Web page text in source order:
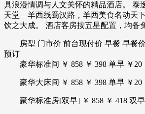
具浪漫情调与人文关怀的精品酒店。 泰
天堂—羊西线蜀汉路，羊西美食名动天
饮之大成。 酒店客房按五星配置，均备
房型 门市价 前台现付价 早餐 早餐价
预订
豪华标准间 ￥ 858 ￥ 398 单早 ￥20
豪华大床间 ￥ 858 ￥ 398 单早 ￥20
豪华标准房[双早] ￥ 858 ￥ 418 双早